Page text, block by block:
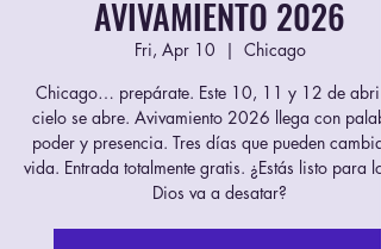
AVIVAMIENTO 2026
Fri, Apr 10
  |
Chicago
Chicago… prepárate. Este 10, 11 y 12 de abril,
cielo se abre. Avivamiento 2026 llega con
poder y presencia. Tres días que pueden
vida. Entrada totalmente gratis. ¿Estás listo para lo
Dios va a desatar?